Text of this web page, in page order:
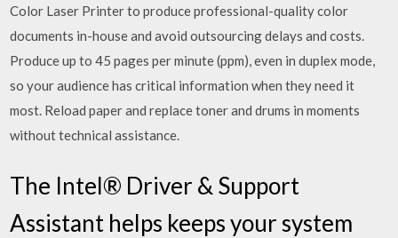
Color Laser Printer to produce professional-quality color
documents in-house and avoid outsourcing delays and costs.
Produce up to 45 pages per minute (ppm), even in duplex mode,
so your audience has critical information when they need it
most. Reload paper and replace toner and drums in moments
without technical assistance.
The Intel® Driver & Support
Assistant helps keeps your system